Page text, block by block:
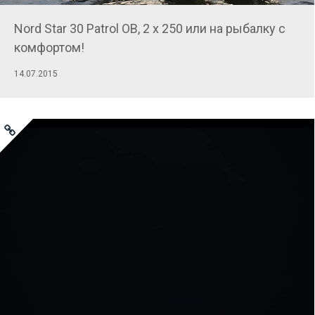
Nord Star 30 Patrol OB, 2 х 250 или на рыбалку с
комфортом!
14.07.2015